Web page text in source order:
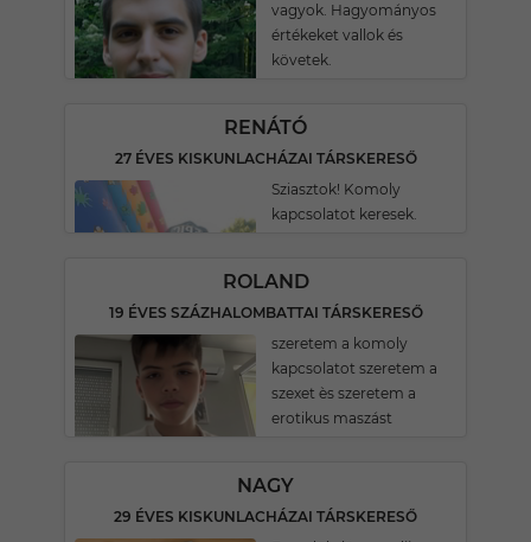
vagyok. Hagyományos
értékeket vallok és
követek.
RENÁTÓ
27 ÉVES KISKUNLACHÁZAI TÁRSKERESŐ
Sziasztok! Komoly
kapcsolatot keresek.
ROLAND
19 ÉVES SZÁZHALOMBATTAI TÁRSKERESŐ
szeretem a komoly
kapcsolatot szeretem a
szexet ès szeretem a
erotikus maszást
NAGY
29 ÉVES KISKUNLACHÁZAI TÁRSKERESŐ